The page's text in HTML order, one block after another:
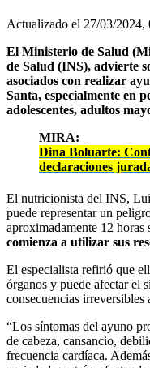
Actualizado el 27/03/2024,
El Ministerio de Salud
de Salud (INS), advierte
asociados con realizar
Santa, especialmente en
adolescentes, adultos
MIRA:
Dina Boluarte:
declaraciones
El nutricionista del INS,
puede representar un
aproximadamente 12 horas
comienza a utilizar sus
El especialista refirió que
órganos y puede afectar el
consecuencias irreversibles
“Los síntomas del ayuno
de cabeza, cansancio,
frecuencia cardíaca.